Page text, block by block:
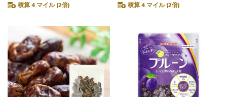
積算 4 マイル (2倍) 積算 4 マイル (2倍)